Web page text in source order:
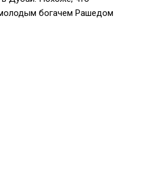
богачем Рашедом